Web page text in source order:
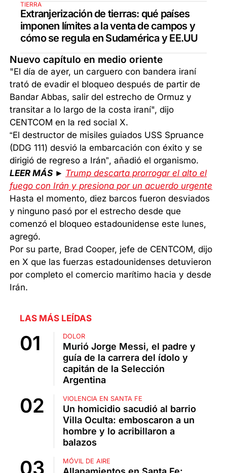
TIERRA
Extranjerización de tierras: qué países
imponen límites a la venta de campos y
cómo se regula en Sudamérica y EE.UU
Nuevo capítulo en medio oriente
"El día de ayer, un carguero con bandera iraní
trató de evadir el bloqueo después de partir de
Bandar Abbas, salir del estrecho de Ormuz y
transitar a lo largo de la costa iraní", dijo
CENTCOM en la red social X.
“El destructor de misiles guiados USS Spruance
(DDG 111) desvió la embarcación con éxito y se
dirigió de regreso a Irán”, añadió el organismo.
LEER MÁS ► Trump descarta prorrogar el alto el
fuego con Irán y presiona por un acuerdo urgente
Hasta el momento, diez barcos fueron desviados
y ninguno pasó por el estrecho desde que
comenzó el bloqueo estadounidense este lunes,
agregó.
Por su parte, Brad Cooper, jefe de CENTCOM, dijo
en X que las fuerzas estadounidenses detuvieron
por completo el comercio marítimo hacia y desde
Irán.
LAS MÁS LEÍDAS
DOLOR
Murió Jorge Messi, el padre y
guía de la carrera del ídolo y
capitán de la Selección
Argentina
VIOLENCIA EN SANTA FE
Un homicidio sacudió al barrio
Villa Oculta: emboscaron a un
hombre y lo acribillaron a
balazos
MÓVIL DE AIRE